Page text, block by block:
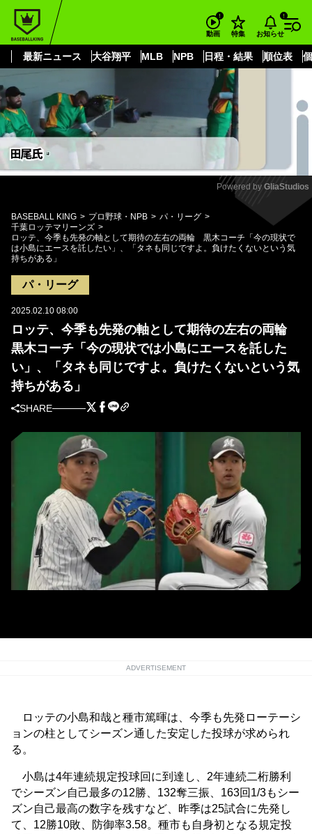
動画 特集 お知らせ
最新ニュース 大谷翔平 MLB NPB 日程・結果 順位表
もっと見る
Mute
Powered by GliaStudios
BASEBALL KING プロ野球・NPB
パ・リーグ
千葉ロッテマリーンズ
ロッテ、今季も先発の軸として期待の左右の両輪 黒木コーチ「今の現状で
は小島にエースを託したい」、「タネも同じですよ。負けたくないという気
持ちがある」
パ・リーグ
2025.02.10 08:00
ロッテ、今季も先発の軸として期待の左右の両輪
黒木コーチ「今の現状では小島にエースを託した
い」、「タネも同じですよ。負けたくないという気
持ちがある」
SHARE
ADVERTISEMENT
ロッテの小島和哉と種市篤暉は、今季も先発ローテーシ
ョンの柱としてシーズン通した安定した投球が求められ
る。
小島は4年連続規定投球回に到達し、2年連続二桁勝利
でシーズン自己最多の12勝、132奪三振、163回1/3もシー
ズン自己最高の数字を残すなど、昨季は25試合に先発し
て、12勝10敗、防御率3.58。種市も自身初となる規定投